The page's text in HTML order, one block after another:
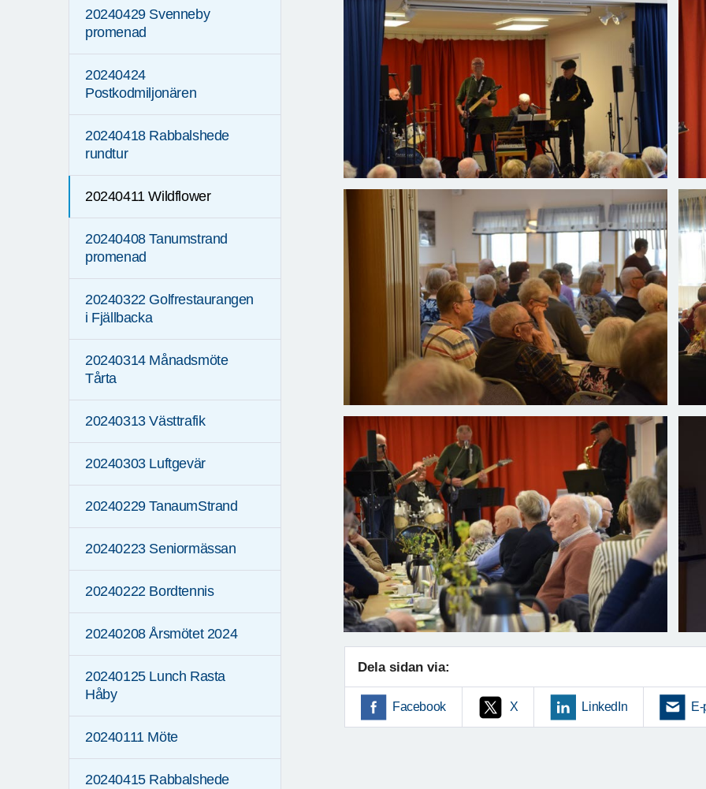
20240429 Svenneby
promenad
20240424
Postkodmiljonären
20240418 Rabbalshede
rundtur
20240411 Wildflower
20240408 Tanumstrand
promenad
20240322 Golfrestaurangen
i Fjällbacka
20240314 Månadsmöte
Tårta
20240313 Västtrafik
20240303 Luftgevär
20240229 TanaumStrand
20240223 Seniormässan
20240222 Bordtennis
20240208 Årsmötet 2024
20240125 Lunch Rasta
Håby
20240111 Möte
20240415 Rabbalshede
Dela sidan via:
Facebook X LinkedIn